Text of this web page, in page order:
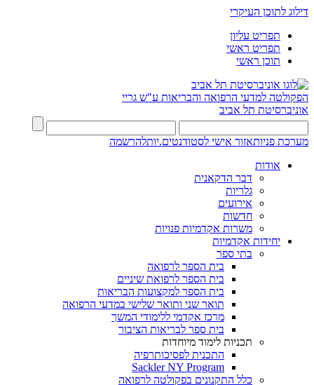
דילוג לתוכן העיקרי
תפריט עליון
תפריט ראשי
תוכן ראשי
הפקולטה למדעי הרפואה והבריאות ע"ש גריי
אוניברסיטת תל אביב
מערכת פניותאזור אישי לסטודנטים.יותלהרשמה
אודות
דבר הדקאנית
גלריות
אירועים
חדשות
משרות אקדמיות פנויות
יחידות אקדמיות
בתי ספר
בית הספר לרפואה
בית הספר לרפואת שיניים
בית הספר למקצועות הבריאות
תואר שני ותואר שלישי במדעי הרפואה
מרכז אקדמי ללימודי המשך
בית ספר לבריאות הציבור
תכניות לימוד מיוחדות
התכנית לפסיכותרפיה
Sackler NY Program
כלל התקנונים בפקולטה לרפואה